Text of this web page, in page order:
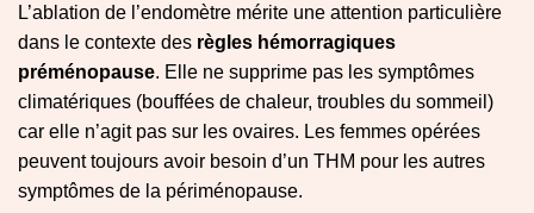
L’ablation de l’endomètre mérite une attention particulière
dans le contexte des règles hémorragiques
préménopause. Elle ne supprime pas les symptômes
climatériques (bouffées de chaleur, troubles du sommeil)
car elle n’agit pas sur les ovaires. Les femmes opérées
peuvent toujours avoir besoin d’un THM pour les autres
symptômes de la périménopause.